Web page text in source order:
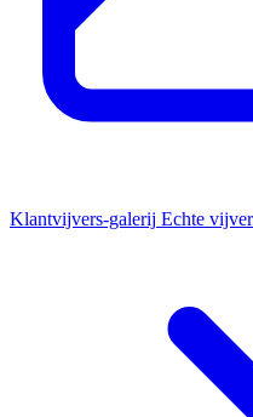
Klantvijvers-galerij Echte